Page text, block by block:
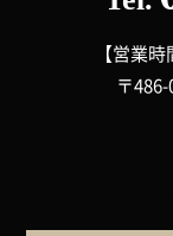
【営業
〒